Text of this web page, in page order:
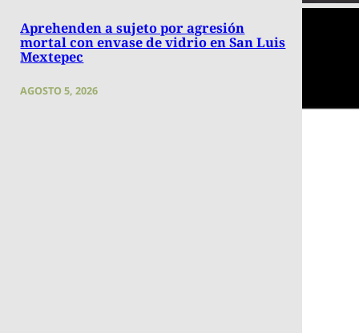
Aprehenden a sujeto por agresión
mortal con envase de vidrio en San Luis
Mextepec
AGOSTO 5, 2026